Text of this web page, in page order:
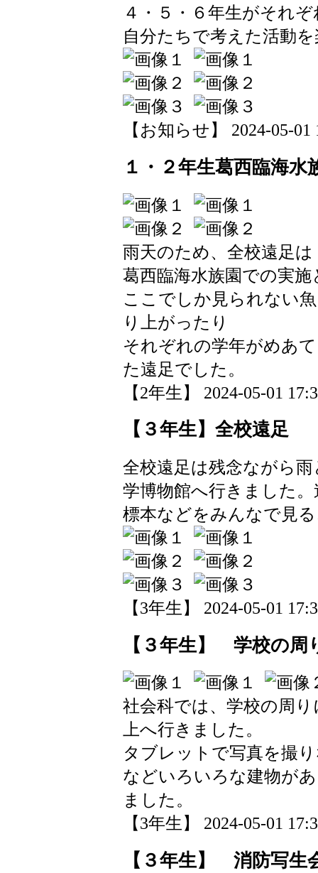
４・５・６年生がそれ
自分たちで考えた活動
【お知らせ】 2024-05-01
１・２年生葛西臨海水
雨天のため、全校遠足は
葛西臨海水族園での実
ここでしか見られない
り上がったり
それぞれの学年がめあ
た遠足でした。
【2年生】 2024-05-01
【３年生】全校遠足
全校遠足は残念ながら
学博物館へ行きました
標本などをみんなで見
【3年生】 2024-05-01
【３年生】 学校の周
社会科では、学校の周
上へ行きました。
タブレットで写真を撮
などいろいろな建物が
ました。
【3年生】 2024-05-01
【３年生】 消防写生